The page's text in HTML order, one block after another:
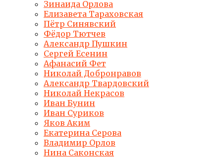
Зинаида Орлова
Елизавета Тараховская
Пётр Синявский
Фёдор Тютчев
Александр Пушкин
Сергей Есенин
Афанасий Фет
Николай Добронравов
Александр Твардовский
Николай Некрасов
Иван Бунин
Иван Суриков
Яков Аким
Екатерина Серова
Владимир Орлов
Нина Саконская